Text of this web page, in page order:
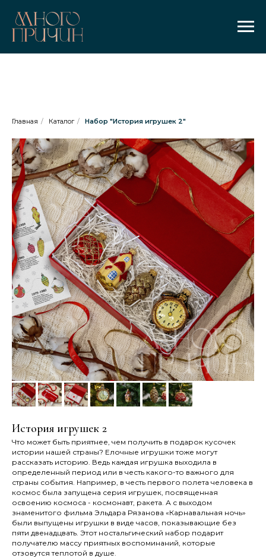
Главная / Каталог / Набор "История игрушек 2"
История игрушек 2
Что может быть приятнее, чем получить в подарок кусочек
истории нашей страны? Елочные игрушки тоже могут
рассказать историю. Ведь каждая игрушка выходила в
определенный период или в честь какого-то важного для
страны события. Например, в честь первого полета человека в
космос была запущена серия игрушек, посвященная
освоению космоса - космонавт, ракета. А с выходом
знаменитого фильма Эльдара Рязанова «Карнавальная ночь»
были выпущены игрушки в виде часов, показывающие без
пяти двенадцвать. Этот ностальгический набор подарит
получателю массу приятных воспоминаний, которые
отзовутся теплотой в душе.